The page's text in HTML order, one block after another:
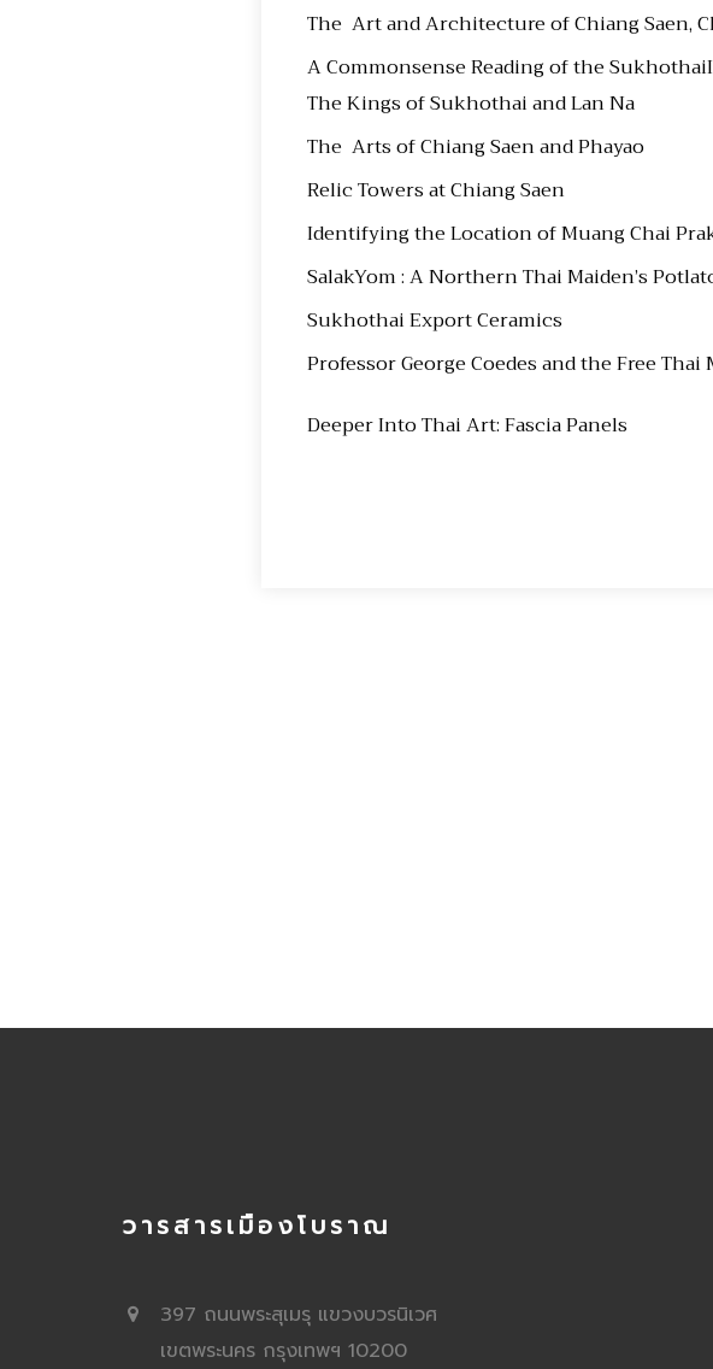
The Art and Architecture of Chiang Saen,
A Commonsense Reading of the
The Kings of Sukhothai and Lan Na
The Arts of Chiang Saen and Phayao
Relic Towers at Chiang Saen
Identifying the Location of Muang Chai
SalakYom : A Northern Thai Maiden’s
Sukhothai Export Ceramics
Professor George Coedes and the Free
Deeper Into Thai Art: Fascia Panels
วารสารเมืองโบราณ
397 ถนนพระสุเมรุ แขวงบวรนิเวศ
เขตพระนคร กรุงเทพฯ 10200